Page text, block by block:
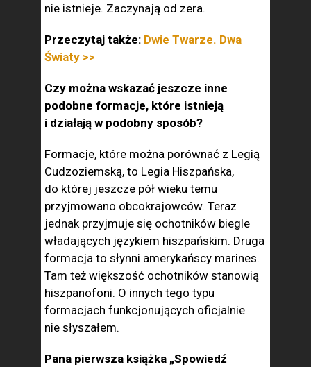
nie istnieje. Zaczynają od zera.
Przeczytaj także: Dwie Twarze. Dwa
Światy >>
Czy można wskazać jeszcze inne
podobne formacje, które istnieją
i działają w podobny sposób?
Formacje, które można porównać z Legią
Cudzoziemską, to Legia Hiszpańska,
do której jeszcze pół wieku temu
przyjmowano obcokrajowców. Teraz
jednak przyjmuje się ochotników biegle
władających językiem hiszpańskim. Druga
formacja to słynni amerykańscy marines.
Tam też większość ochotników stanowią
hiszpanofoni. O innych tego typu
formacjach funkcjonujących oficjalnie
nie słyszałem.
Pana pierwsza książka „Spowiedź